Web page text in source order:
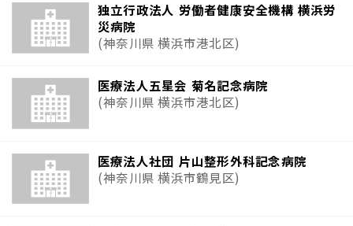
独立行政法人 労働者健康安全機構 横浜労
災病院
(神奈川県 横浜市港北区)
医療法人五星会 菊名記念病院
(神奈川県 横浜市港北区)
医療法人社団 片山整形外科記念病院
(神奈川県 横浜市鶴見区)